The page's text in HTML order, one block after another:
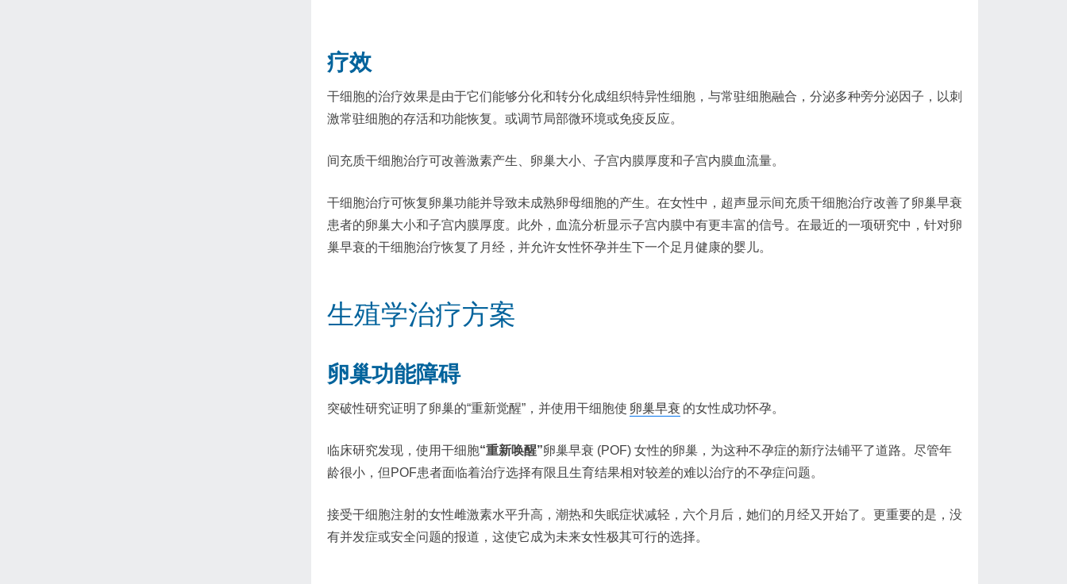
疗效
干细胞的治疗效果是由于它们能够分化和转分化成组织特异性细胞，与常驻细胞融合，分泌多种旁分泌因子，以刺
激常驻细胞的存活和功能恢复。或调节局部微环境或免疫反应。
间充质干细胞治疗可改善激素产生、卵巢大小、子宫内膜厚度和子宫内膜血流量。
干细胞治疗可恢复卵巢功能并导致未成熟卵母细胞的产生。在女性中，超声显示间充质干细胞治疗改善了卵巢早衰
患者的卵巢大小和子宫内膜厚度。此外，血流分析显示子宫内膜中有更丰富的信号。在最近的一项研究中，针对卵
巢早衰的干细胞治疗恢复了月经，并允许女性怀孕并生下一个足月健康的婴儿。
生殖学治疗方案
卵巢功能障碍
突破性研究证明了卵巢的“重新觉醒”，并使用干细胞使 卵巢早衰 的女性成功怀孕。
临床研究发现，使用干细胞“重新唤醒”卵巢早衰 (POF) 女性的卵巢，为这种不孕症的新疗法铺平了道路。尽管年
龄很小，但POF患者面临着治疗选择有限且生育结果相对较差的难以治疗的不孕症问题。
接受干细胞注射的女性雌激素水平升高，潮热和失眠症状减轻，六个月后，她们的月经又开始了。更重要的是，没
有并发症或安全问题的报道，这使它成为未来女性极其可行的选择。